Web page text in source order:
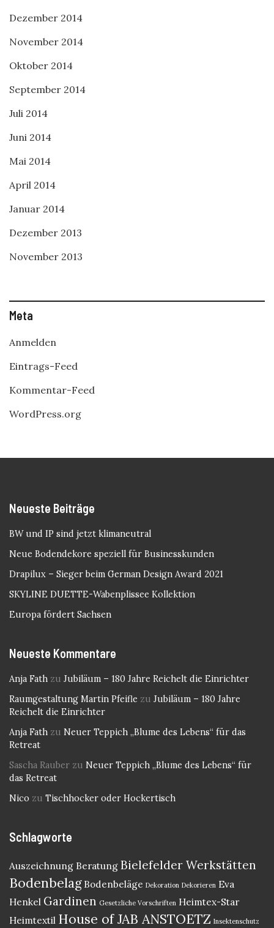
Dezember 2014
November 2014
Oktober 2014
September 2014
Juli 2014
Juni 2014
Mai 2014
April 2014
Januar 2014
Dezember 2013
November 2013
Meta
Anmelden
Eintrags-Feed
Kommentar-Feed
WordPress.org
Neueste Beiträge
BW und IP sind jetzt klimaneutral
Neue Bodendekore speziell für Businesskunden
Drapilux – Sieger beim German Design Award 2021
SKYLINE DUETTE-Wabenplissee Kollektion
Europa fördert Sachsen
Neueste Kommentare
Anja Fath zu Jubiläum – 180 Jahre Reichelt die Einrichter
Raumgestaltung Martin Pfeifle zu Jubiläum – 180 Jahre
Reichelt die Einrichter
Anja Fath zu Neuer Teppich „Blume des Lebens“ für das
Retreat
Sascha Rauber zu Neuer Teppich „Blume des Lebens“ für
das Retreat
Nico zu Tischhocker oder Hockertisch
Schlagworte
Auszeichnung Beratung Bielefelder Werkstätten
Bodenbelag Bodenbeläge Dekoration Dekorieren Eva
Henkel Gardinen Gesetzliche Vorschriften Heimtex-Star
Heimtextil House of JAB ANSTOETZ Insektenschutz